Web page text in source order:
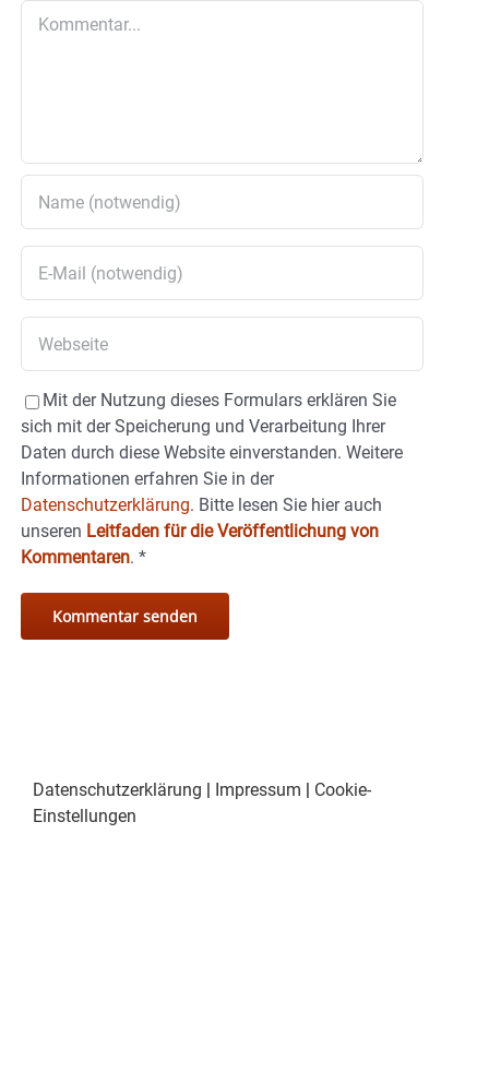
Mit der Nutzung dieses Formulars erklären Sie
sich mit der Speicherung und Verarbeitung Ihrer
Daten durch diese Website einverstanden. Weitere
Informationen erfahren Sie in der
Datenschutzerklärung. Bitte lesen Sie hier auch
unseren Leitfaden für die Veröffentlichung von
Kommentaren. *
Datenschutzerklärung Impressum
Cookie-
Einstellungen